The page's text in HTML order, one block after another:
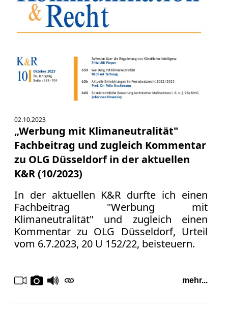
02.10.2023
„Werbung mit Klimaneutralität"
Fachbeitrag und zugleich Kommentar
zu OLG Düsseldorf in der aktuellen
K&R (10/2023)
In der aktuellen K&R durfte ich einen
Fachbeitrag "Werbung mit
Klimaneutralität" und zugleich einen
Kommentar zu OLG Düsseldorf, Urteil
vom 6.7.2023, 20 U 152/22, beisteuern.
mehr...
Tagesspiegel
Urheberrecht
Volle
Kanne
ZDF
online
print